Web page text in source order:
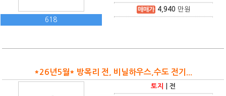
618
매매가 4,940만원
*26년5월* 방목리 전, 비닐하우스,수도 전기...
토지 |전